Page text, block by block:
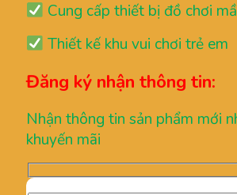
Cung cấp thiết bị đồ chơi
Thiết kế khu vui chơi trẻ em
Đăng ký nhận thông tin:
Nhận thông tin sản phẩm mới
khuyến mãi